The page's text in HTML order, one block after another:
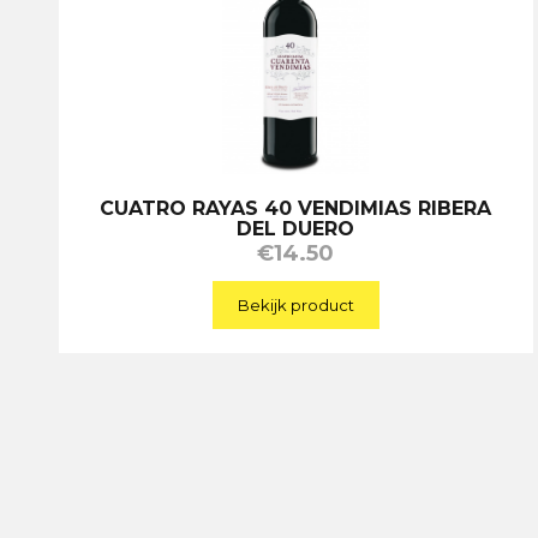
CUATRO RAYAS 40 VENDIMIAS RIBERA
DEL DUERO
€14.50
Bekijk product